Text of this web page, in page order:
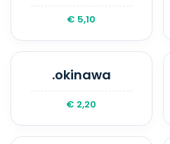
€ 5,10
.okinawa
€ 2,20